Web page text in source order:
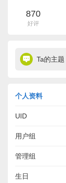
870
好评
Ta的主题
个人资料
UID
用户组
管理组
生日